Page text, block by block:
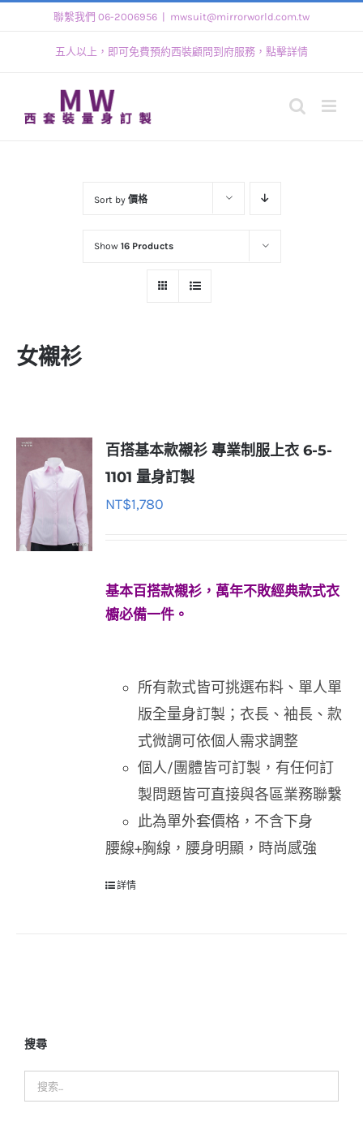
聯繫我們 06-2006956 mwsuit@mirrorworld.com.tw
五人以上，即可免費預約西裝顧問到府服務，點擊詳情
Sort by 價格
Show 16 Products
女襯衫
百搭基本款襯衫 專業制服上衣 6-5-
1101 量身訂製
NT$1,780
基本百搭款襯衫，萬年不敗經典款式衣
櫥必備一件。
所有款式皆可挑選布料、單人單
版全量身訂製；衣長、袖長、款
式微調可依個人需求調整
個人/團體皆可訂製，有任何訂
製問題皆可直接與各區業務聯繫
此為單外套價格，不含下身
腰線+胸線，腰身明顯，時尚感強
詳情
搜尋